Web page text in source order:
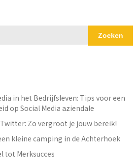
Zoeken
in het Bedrijfsleven: Tips voor een
op Social Media aziendale
Zo vergroot je jouw bereik!
kleine camping in de Achterhoek
tot Merksucces